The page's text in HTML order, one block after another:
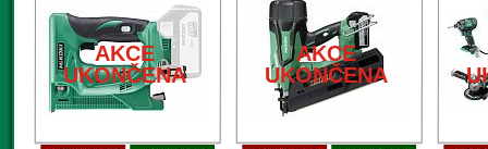
AKCE
UKONČENA
AKCE
UKONČENA